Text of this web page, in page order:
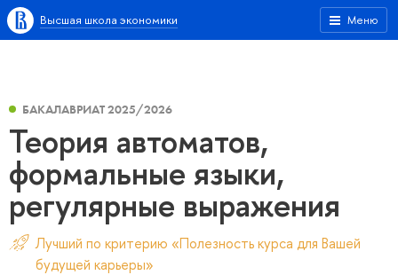
Меню
Высшая школа экономики
БАКАЛАВРИАТ 2025/2026
Теория автоматов,
формальные языки,
регулярные выражения
Лучший по критерию «Полезность курса для Вашей
будущей карьеры»